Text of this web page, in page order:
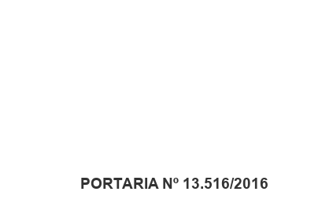
PORTARIA Nº 13.516/2016